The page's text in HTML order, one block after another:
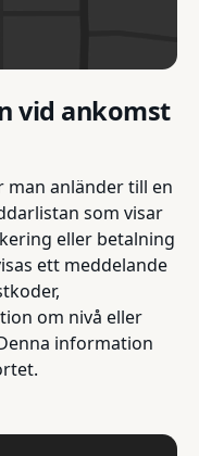
vid ankomst
anländer till en
som visar
eller betalning
ett meddelande
om nivå eller
information